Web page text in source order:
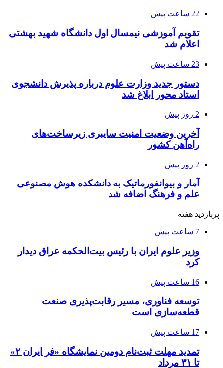
22 ساعت پیش
تقویم آموزشی نیمسال اول دانشگاه شهید بهشتی
اعلام شد
23 ساعت پیش
دستور جدید وزارت علوم درباره پذیرش دانشجوی
استاد محور ابلاغ شد
2 روز پیش
آخرین وضعیت امنیت سایبری زیرساخت‌های
راه‌آهن کشور
2 روز پیش
آمار و بیوانفورماتیک به دانشکده هوش مصنوعی
علم و فرهنگ اضافه شد
پربازدید هفته
7 ساعت پیش
وزیر علوم ایران با رئیس بیت‌الحکمه عراق دیدار
کرد
16 ساعت پیش
توسعه فناوری، مسیر رقابت‌پذیری صنعت
قطعه‌سازی است
17 ساعت پیش
تمدید مهلت ثبت‌نام دومین نمایشگاه «فر ایران ۲»
تا ۳۱ مرداد